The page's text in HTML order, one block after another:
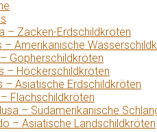
– Zacken-Erdschildkröten
– Amerikanische
Gopherschildkröten
– Höckerschildkröten
– Asiatische Erdschildkröten
Flachschildkröten
– Südamerikanische
– Asiatische Landschildkröten